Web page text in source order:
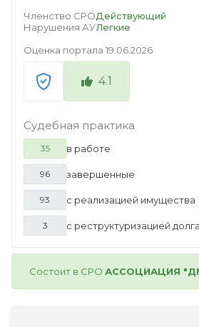
Членство СРОДействующий
Нарушения АУЛегкие
Оценка портала 19.06.2026
4.1
Судебная практика
35 в работе
96 завершенные
93 с реализацией имущества
3 с реструктуризацией долга
Состоит в СРО АССОЦИАЦИЯ